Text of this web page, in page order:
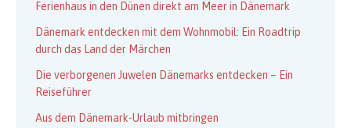
Ferienhaus in den Dünen direkt am Meer in Dänemark
Dänemark entdecken mit dem Wohnmobil: Ein Roadtrip
durch das Land der Märchen
Die verborgenen Juwelen Dänemarks entdecken – Ein
Reiseführer
Aus dem Dänemark-Urlaub mitbringen